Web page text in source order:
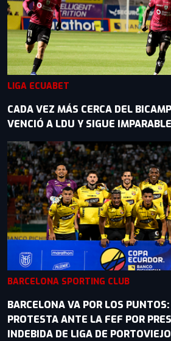
LIGA ECUABET
CADA VEZ MÁS CERCA DEL
VENCIÓ A LDU Y SIGUE IMPARABLE
BARCELONA SPORTING CLUB
BARCELONA VA POR LOS
PROTESTA ANTE LA FEF POR
INDEBIDA DE LIGA DE PORTOVIEJO